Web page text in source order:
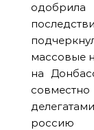
массовые
на
россию